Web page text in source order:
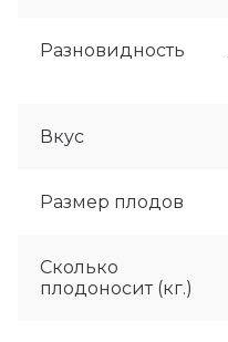
Разновидность
Вкус
Размер плодов
Сколько
плодоносит (кг.)